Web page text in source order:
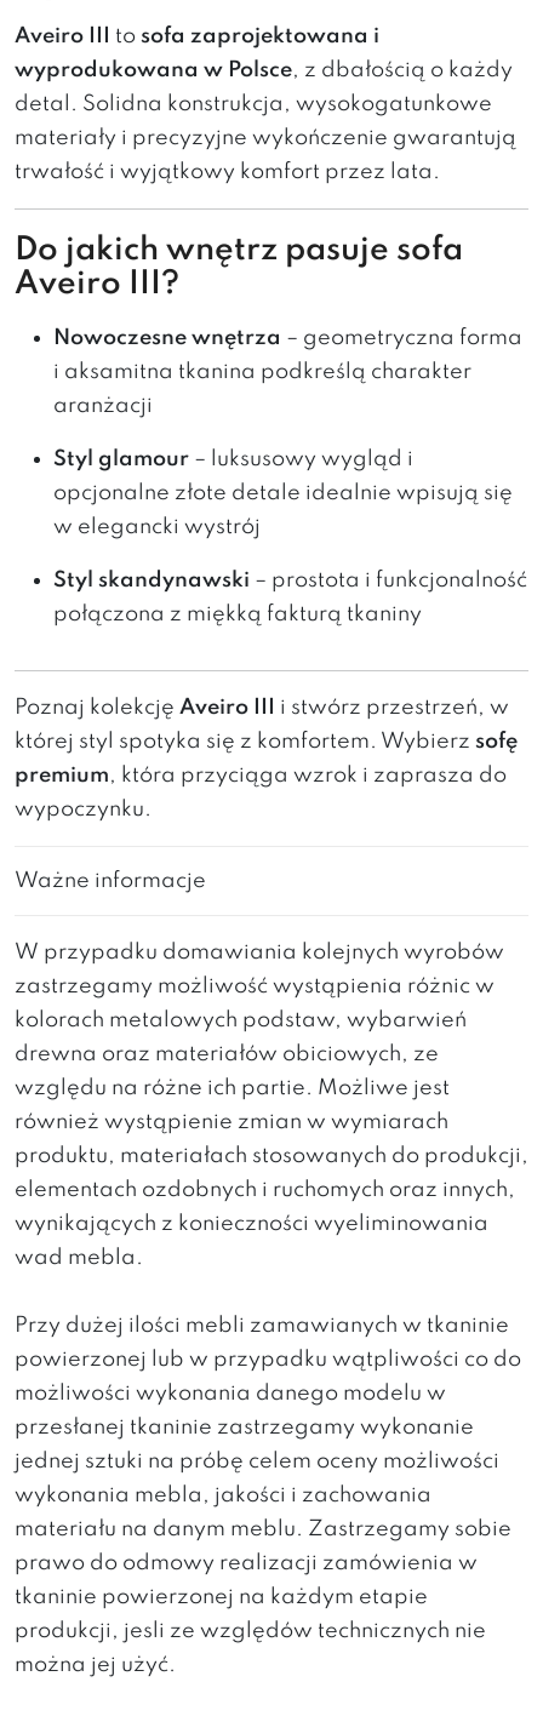
Aveiro III to sofa zaprojektowana i
wyprodukowana w Polsce, z dbałością o każdy
detal. Solidna konstrukcja, wysokogatunkowe
materiały i precyzyjne wykończenie gwarantują
trwałość i wyjątkowy komfort przez lata.
Do jakich wnętrz pasuje sofa
Aveiro III?
Nowoczesne wnętrza – geometryczna forma
i aksamitna tkanina podkreślą charakter
aranżacji
Styl glamour – luksusowy wygląd i
opcjonalne złote detale idealnie wpisują się
w elegancki wystrój
Styl skandynawski – prostota i funkcjonalność
połączona z miękką fakturą tkaniny
Poznaj kolekcję Aveiro III
i stwórz przestrzeń, w
której styl spotyka się z komfortem. Wybierz sofę
premium, która przyciąga wzrok i zaprasza do
wypoczynku.
Ważne informacje
W przypadku domawiania kolejnych wyrobów
zastrzegamy możliwość wystąpienia różnic w
kolorach metalowych podstaw, wybarwień
drewna oraz materiałów obiciowych, ze
względu na różne ich partie. Możliwe jest
również wystąpienie zmian w wymiarach
produktu, materiałach stosowanych do produkcji,
elementach ozdobnych i ruchomych oraz innych,
wynikających z konieczności wyeliminowania
wad mebla.
Przy dużej ilości mebli zamawianych w tkaninie
powierzonej lub w przypadku wątpliwości co do
możliwości wykonania danego modelu w
przesłanej tkaninie zastrzegamy wykonanie
jednej sztuki na próbę celem oceny możliwości
wykonania mebla, jakości i zachowania
materiału na danym meblu. Zastrzegamy sobie
prawo do odmowy realizacji zamówienia w
tkaninie powierzonej na każdym etapie
produkcji, jesli ze względów technicznych nie
można jej użyć.